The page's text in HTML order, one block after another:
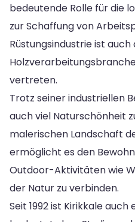
bedeutende Rolle für die
zur Schaffung von
Rüstungsindustrie ist
vertreten.
Trotz seiner industriellen
auch viel Naturschönheit
malerischen Landschaft
ermöglicht es den
Outdoor-Aktivitäten wie
der Natur zu verbinden.
Seit 1992 ist Kirikkale